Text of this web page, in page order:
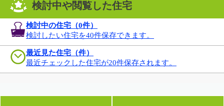
検討中や閲覧した住宅
検討中の住宅（0件）
検討したい住宅を40件保存できます。
最近見た住宅（件）
最近チェックした住宅が20件保存されます。